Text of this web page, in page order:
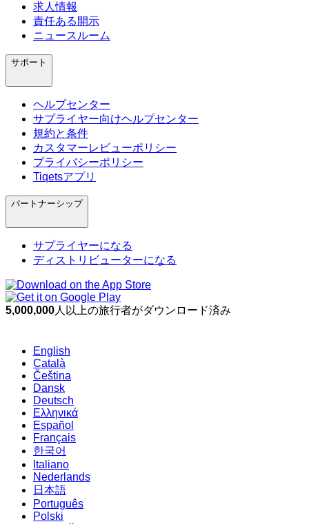
求人情報
責任ある開示
ニュースルーム
サポート
ヘルプセンター
サプライヤー向けヘルプセンター
規約と条件
カスタマーレビューポリシー
プライバシーポリシー
Tiqetsアプリ
パートナーシップ
サプライヤーになる
ディストリビューターになる
5,000,000人以上の旅行者がダウンロード済み
English
Català
Čeština
Dansk
Deutsch
Ελληνικά
Español
Français
한국어
Italiano
Nederlands
日本語
Português
Polski